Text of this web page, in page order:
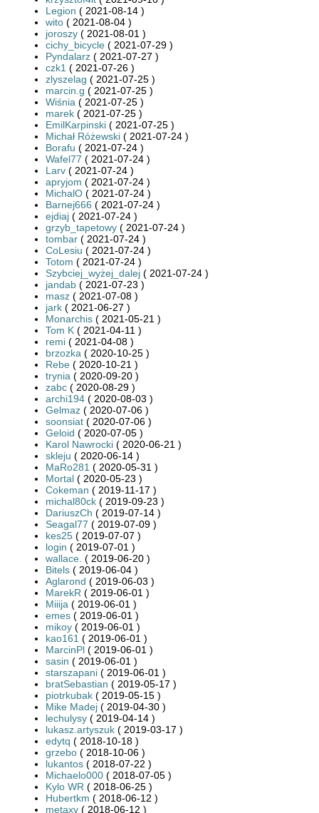
Legion ( 2021-08-14 )
wito ( 2021-08-04 )
joroszy ( 2021-08-01 )
cichy_bicycle ( 2021-07-29 )
Pyndalarz ( 2021-07-27 )
czk1 ( 2021-07-26 )
zlyszelag ( 2021-07-25 )
marcin.g ( 2021-07-25 )
Wiśnia ( 2021-07-25 )
marek ( 2021-07-25 )
EmilKarpinski ( 2021-07-25 )
Michał Różewski ( 2021-07-24 )
Borafu ( 2021-07-24 )
Wafel77 ( 2021-07-24 )
Larv ( 2021-07-24 )
apryjom ( 2021-07-24 )
MichalO ( 2021-07-24 )
Barnej666 ( 2021-07-24 )
ejdiaj ( 2021-07-24 )
grzyb_tapetowy ( 2021-07-24 )
tombar ( 2021-07-24 )
CoLesiu ( 2021-07-24 )
Totom ( 2021-07-24 )
Szybciej_wyżej_dalej ( 2021-07-24 )
jandab ( 2021-07-23 )
masz ( 2021-07-08 )
jark ( 2021-06-27 )
Monarchis ( 2021-05-21 )
Tom K ( 2021-04-11 )
remi ( 2021-04-08 )
brzozka ( 2020-10-25 )
Rebe ( 2020-10-21 )
trynia ( 2020-09-20 )
zabc ( 2020-08-29 )
archi194 ( 2020-08-03 )
Gelmaz ( 2020-07-06 )
soonsiat ( 2020-07-06 )
Geloid ( 2020-07-05 )
Karol Nawrocki ( 2020-06-21 )
skleju ( 2020-06-14 )
MaRo281 ( 2020-05-31 )
Mortal ( 2020-05-23 )
Cokeman ( 2019-11-17 )
michal80ck ( 2019-09-23 )
DariuszCh ( 2019-07-14 )
Seagal77 ( 2019-07-09 )
kes25 ( 2019-07-07 )
login ( 2019-07-01 )
wallace. ( 2019-06-20 )
Bitels ( 2019-06-04 )
Aglarond ( 2019-06-03 )
MarekR ( 2019-06-01 )
Miiija ( 2019-06-01 )
emes ( 2019-06-01 )
mikoy ( 2019-06-01 )
kao161 ( 2019-06-01 )
MarcinPl ( 2019-06-01 )
sasin ( 2019-06-01 )
starszapani ( 2019-06-01 )
bratSebastian ( 2019-05-17 )
piotrkubak ( 2019-05-15 )
Mike Madej ( 2019-04-30 )
lechulysy ( 2019-04-14 )
lukasz.artyszuk ( 2019-03-17 )
edytq ( 2018-10-18 )
grzebo ( 2018-10-06 )
lukantos ( 2018-07-22 )
Michaelo000 ( 2018-07-05 )
Kylo WR ( 2018-06-25 )
Hubertkm ( 2018-06-12 )
metaxy ( 2018-06-12 )